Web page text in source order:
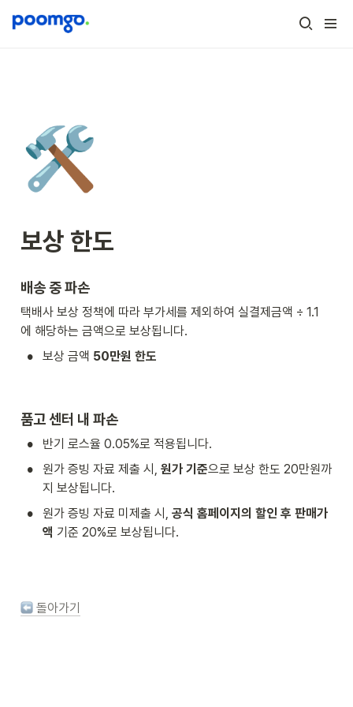
🛠️
보상 한도
배송 중 파손
택배사 보상 정책에 따라 부가세를 제외하여 실결제금액 ÷ 1.1
에 해당하는 금액으로 보상됩니다.
• 보상 금액 50만원 한도
품고 센터 내 파손
• 반기 로스율 0.05%로 적용됩니다.
• 원가 증빙 자료 제출 시, 원가 기준으로 보상 한도 20만원까
지 보상됩니다.
• 원가 증빙 자료 미제출 시, 공식 홈페이지의 할인 후 판매가
액 기준 20%로 보상됩니다.
돌아가기